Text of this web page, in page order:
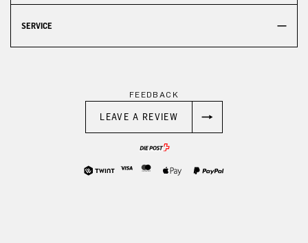
SERVICE
FEEDBACK
LEAVE A REVIEW